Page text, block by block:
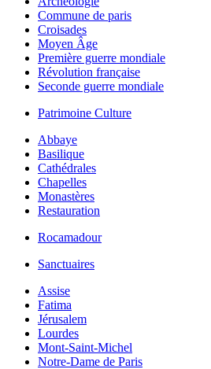
Commune de paris
Croisades
Moyen Âge
Première guerre mondiale
Révolution française
Seconde guerre mondiale
Patrimoine Culture
Abbaye
Basilique
Cathédrales
Chapelles
Monastères
Restauration
Rocamadour
Sanctuaires
Assise
Fatima
Jérusalem
Lourdes
Mont-Saint-Michel
Notre-Dame de Paris